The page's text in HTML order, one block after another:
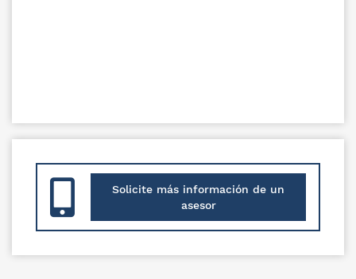
Solicite más información de un
asesor